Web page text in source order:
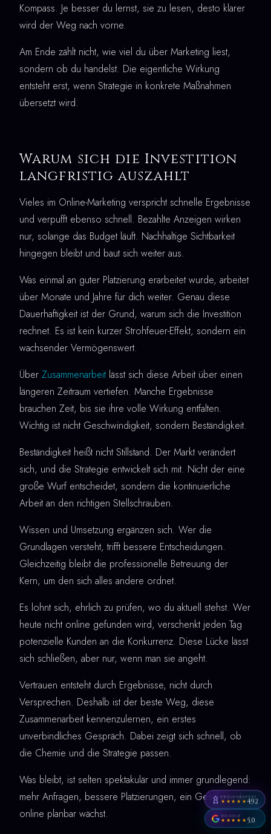
Kompass. Je besser du lernst, sie zu lesen, desto klarer
wird der Weg nach vorne.
Am Ende zählt nicht, wie viel du über Marketing liest,
sondern ob du handelst. Die eigentliche Wirkung
entsteht erst, wenn Strategie in konkrete Maßnahmen
übersetzt wird.
Warum sich die Investition
langfristig auszahlt
Vieles im Online-Marketing verspricht schnelle Ergebnisse
und verpufft ebenso schnell. Bezahlte Anzeigen wirken
nur, solange das Budget läuft. Nachhaltige Sichtbarkeit
hingegen bleibt und baut sich weiter aus.
Was einmal an guter Platzierung erarbeitet wurde, arbeitet
über Monate und Jahre für dich weiter. Genau diese
Dauerhaftigkeit ist der Grund, warum sich die Investition
rechnet. Es ist kein kurzer Strohfeuer-Effekt, sondern ein
wachsender Vermögenswert.
Über Zusammenarbeit lässt sich diese Arbeit über einen
längeren Zeitraum vertiefen. Manche Ergebnisse
brauchen Zeit, bis sie ihre volle Wirkung entfalten.
Wichtig ist nicht Geschwindigkeit, sondern Beständigkeit.
Beständigkeit heißt nicht Stillstand. Der Markt verändert
sich, und die Strategie entwickelt sich mit. Nicht der eine
große Wurf entscheidet, sondern die kontinuierliche
Arbeit an den richtigen Stellschrauben.
Wissen und Umsetzung ergänzen sich. Wer die
Grundlagen versteht, trifft bessere Entscheidungen.
Gleichzeitig bleibt die professionelle Betreuung der
Kern, um den sich alles andere ordnet.
Es lohnt sich, ehrlich zu prüfen, wo du aktuell stehst. Wer
heute nicht online gefunden wird, verschenkt jeden Tag
potenzielle Kunden an die Konkurrenz. Diese Lücke lässt
sich schließen, aber nur, wenn man sie angeht.
Vertrauen entsteht durch Ergebnisse, nicht durch
Versprechen. Deshalb ist der beste Weg, diese
Zusammenarbeit kennenzulernen, ein erstes
unverbindliches Gespräch. Dabei zeigt sich schnell, ob
die Chemie und die Strategie passen.
Was bleibt, ist selten spektakulär und immer grundlegend:
mehr Anfragen, bessere Platzierungen, ein Geschäft, das
online planbar wächst.
PROVENEXPERT
★★★★★4,92
GOOGLE
★★★★★5,0